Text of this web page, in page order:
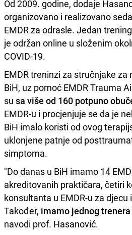
Od 2009. godine, dodaje
organizovano i realizovano
EMDR za odrasle. Jedan
je održan online u složenim
COVID-19.
EMDR treninzi za stručnjake
BiH, uz pomoć EMDR Trauma
su sa više od 160 potpuno
EMDR-u i procjenjuje se da je
BiH imalo koristi od ovog
uklonjene patnje od
simptoma.
"Do danas u BiH imamo 14
akreditovanih praktičara, četiri
konsultanta u EMDR-u za djecu
Također, imamo jednog
navodi prof. Hasanović.